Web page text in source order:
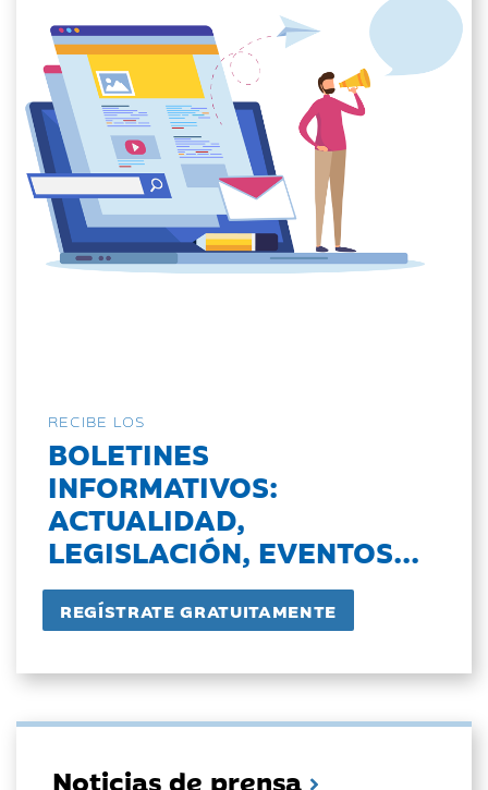
RECIBE LOS
BOLETINES
INFORMATIVOS:
ACTUALIDAD,
LEGISLACIÓN, EVENTOS...
Noticias de prensa